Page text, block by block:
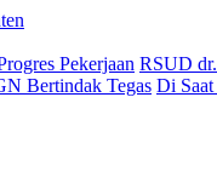
Pekerjaan RSUD
Bertindak Tegas Di